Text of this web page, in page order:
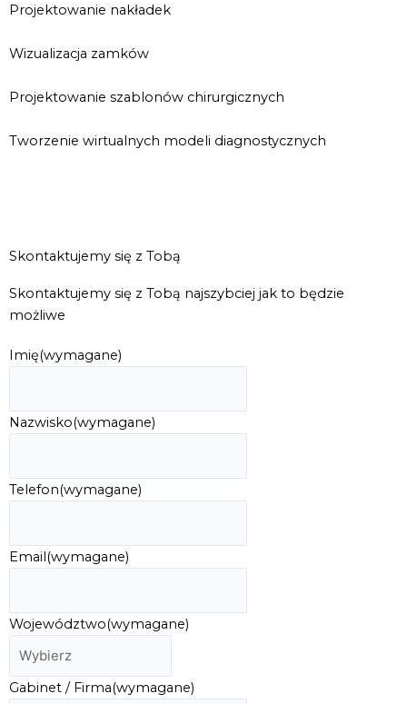
Projektowanie nakładek
Wizualizacja zamków
Projektowanie szablonów chirurgicznych
Tworzenie wirtualnych modeli diagnostycznych
Skontaktujemy się z Tobą
Skontaktujemy się z Tobą najszybciej jak to będzie
możliwe
Imię(wymagane)
Nazwisko(wymagane)
Telefon(wymagane)
Email(wymagane)
Województwo(wymagane)
Gabinet / Firma(wymagane)